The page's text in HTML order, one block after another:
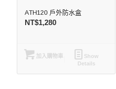
ATH120 戶外防水盒
NT$1,280
加入購物車
Show
Details